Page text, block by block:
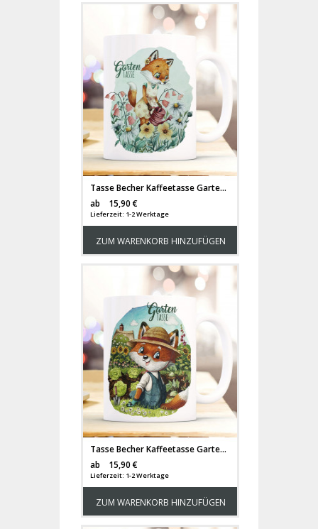
Tasse Becher Kaffeetasse Gartentasse Frau Fuchs Füchschen & Name Wunschname auf Rückseite Kaffeebecher Geschenk ts1123
ab
15,90 €
Lieferzeit: 1-2 Werktage
ZUM WARENKORB HINZUFÜGEN
Tasse Becher Kaffeetasse Gartentasse Herr Fuchs Füchschen & Name Wunschname auf Rückseite Kaffeebecher Geschenk ts1124
ab
15,90 €
Lieferzeit: 1-2 Werktage
ZUM WARENKORB HINZUFÜGEN